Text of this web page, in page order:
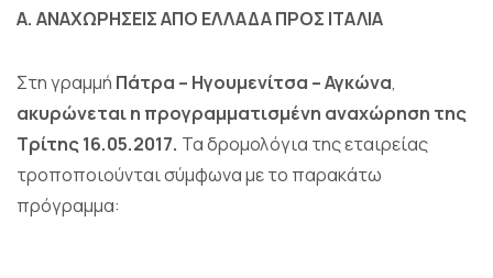
Α. ΑΝΑΧΩΡΗΣΕΙΣ ΑΠΟ ΕΛΛΑΔΑ ΠΡΟΣ ΙΤΑΛΙΑ
Στη γραμμή Πάτρα – Ηγουμενίτσα – Αγκώνα,
ακυρώνεται η προγραμματισμένη αναχώρηση της
Τρίτης 16.05.2017. Τα δρομολόγια της εταιρείας
τροποποιούνται σύμφωνα με το παρακάτω
πρόγραμμα: